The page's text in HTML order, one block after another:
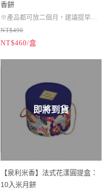
香餅
※產品都可放二個月，建議提早到
貨。
※禮盒內的米香如要全素食的需
求，可備註告知，感謝！
NT$490
NT$460/盒
即將到貨
【泉利米香】法式花漾圓提盒：
10入米月餅